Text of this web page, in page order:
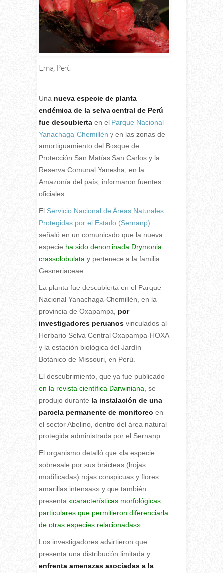
Lima, Perú
Una nueva especie de planta
endémica de la selva central de Perú
fue descubiertaen el Parque Nacional
Yanachaga-Chemillén y en las zonas de
amortiguamiento del Bosque de
Protección San Matías San Carlos y la
Reserva Comunal Yanesha, en la
Amazonía del país, informaron fuentes
oficiales.
ElServicio Nacional de Áreas Naturales
Protegidas por el Estado (Sernanp)
señaló en un comunicado que la nueva
especie ha sido denominada Drymonia
crassolobulata y pertenece a la familia
Gesneriaceae.
La planta fue descubierta en el Parque
Nacional Yanachaga-Chemillén, en la
provincia de Oxapampa, por
investigadores peruanosvinculados al
Herbario Selva Central Oxapampa-HOXA
y la estación biológica del Jardín
Botánico de Missouri, en Perú.
El descubrimiento, que ya fue publicado
en la revista científica Darwiniana, se
produjo durante la instalación de una
parcela permanente de monitoreo en
el sector Abelino, dentro del área natural
protegida administrada por el Sernanp.
El organismo detalló que «la especie
sobresale por sus brácteas (hojas
modificadas) rojas conspicuas y flores
amarillas intensas» y que también
presenta «características morfológicas
particulares que permitieron diferenciarla
de otras especies relacionadas».
Los investigadores advirtieron que
presenta una distribución limitada y
enfrenta amenazas asociadas a la